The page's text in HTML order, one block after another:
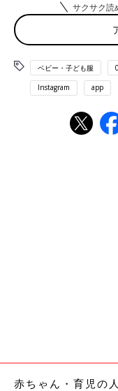
アイテムです！
サクサク読
ベビー・子ども服
Instagram app
赤ちゃん・育児の